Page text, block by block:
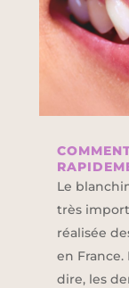
Le
très
réalisée
en
dire, les